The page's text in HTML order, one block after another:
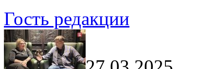
Гость редакции